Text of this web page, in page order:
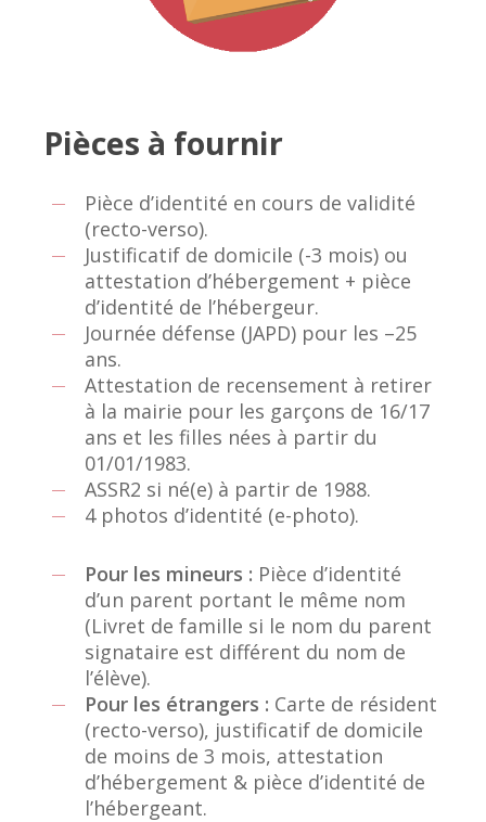
Pièces à fournir
Pièce d’identité en cours de validité
(recto-verso).
Justificatif de domicile (-3 mois) ou
attestation d’hébergement + pièce
d’identité de l’hébergeur.
Journée défense (JAPD) pour les –25
ans.
Attestation de recensement à retirer
à la mairie pour les garçons de 16/17
ans et les filles nées à partir du
01/01/1983.
ASSR2 si né(e) à partir de 1988.
4 photos d’identité (e-photo).
Pour les mineurs : Pièce d’identité
d’un parent portant le même nom
(Livret de famille si le nom du parent
signataire est différent du nom de
l’élève).
Pour les étrangers : Carte de résident
(recto-verso), justificatif de domicile
de moins de 3 mois, attestation
d’hébergement & pièce d’identité de
l’hébergeant.